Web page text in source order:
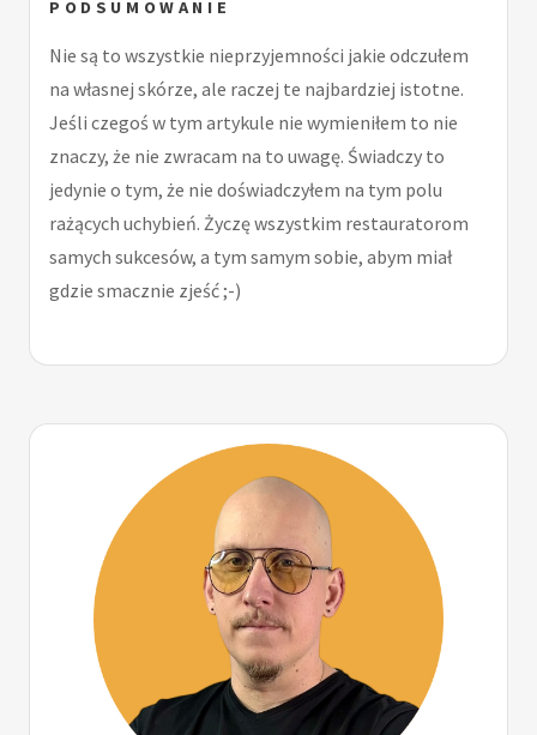
PODSUMOWANIE
Nie są to wszystkie nieprzyjemności jakie odczułem
na własnej skórze, ale raczej te najbardziej istotne.
Jeśli czegoś w tym artykule nie wymieniłem to nie
znaczy, że nie zwracam na to uwagę. Świadczy to
jedynie o tym, że nie doświadczyłem na tym polu
rażących uchybień. Życzę wszystkim restauratorom
samych sukcesów, a tym samym sobie, abym miał
gdzie smacznie zjeść ;-)